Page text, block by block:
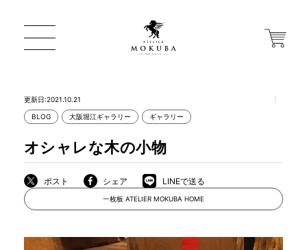
店舗から探す
更新日:2021.10.21
BLOG 大阪堀江ギャラリー ギャラリー
オシャレな木の小物
ポスト シェア LINEで送る
一枚板 ATELIER MOKUBA HOME